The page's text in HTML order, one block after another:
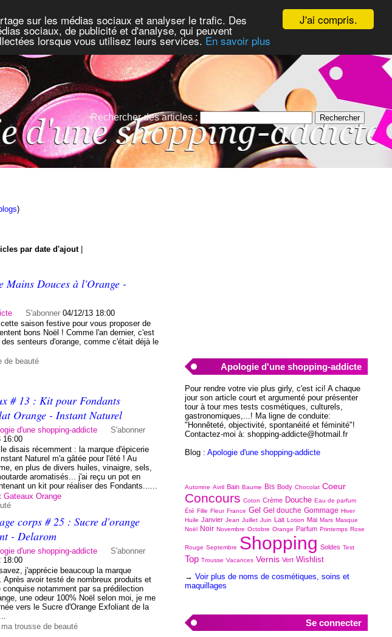
J'ai compris.
sur les médias sociaux et analyser le trafic. Des
sociaux, de publicité et d'analyse, qui peuvent
lorsque vous utilisez leurs services. En savoir plus
Rechercher des articles :
)
par date d'ajout|
Mains Douces à l'Orange -
S'abonner 04/12/13 18:00
saison festive pour vous proposer de
bons Noël ! Comme l'an dernier, c'est
senteurs d'orange, comme c'était déjà le
de beauté
# 13 : Kit pour Fondants
Orange - Instant Naturel
d'une shopping-addicte
S'abonner
16:00
disais récemment : la marque d'épicerie
Naturel m'a gâtée pour l'été ! Au
en plus de divers huiles, vinaigre, sels,
aromatisés... j'ai reçu un pot en
un kit pour réaliser des Fondants......
Gateaux Orange
corps # 25 : Sucre d'orange
- Delarom
d'une shopping-addicte
S'abonner
18:00
j'apprécie beaucoup la marque
Après avoir testé de nombreux produits et
conquise notamment par sa prédilection
une odeur 100% Noël selon moi, je me
vers le Sucre d'Orange Exfoliant de la
trousse de beauté
Apologie d'une shopping-addicte
Pour rendre votre vie plus girly, c'est ici! A chaque
jour son article court et argumenté pour présenter
tour à tour mes tests cosmétiques, culturels,
gastronomiques,...! Ma ligne de conduite:
"Honnêteté, objectivité, spontanéité et féminité"!
Contactez-moi à: shopping-addicte@hotmail.fr
Blog : Apologie d'une shopping-addicte
Automne Avril Bain Baume Bis Body Chocolat Coeur
Concours Coton Crème Douche Eau de parfum
Été Fille Fleur France Gel Gel douche Gommage Hiver
Huile Janvier Jean Juillet Juin Lait Lotion Mai Mars Masque
Noël Noir Novembre Octobre Orange Parfum Printemps Rose
Rouge Septembre Shopping Soldes Test
Top Trousse Vacances Vernis Vert Wishlist
→ Voir plus de noms de cosmétiques, soins et
maquillages
Se connecter